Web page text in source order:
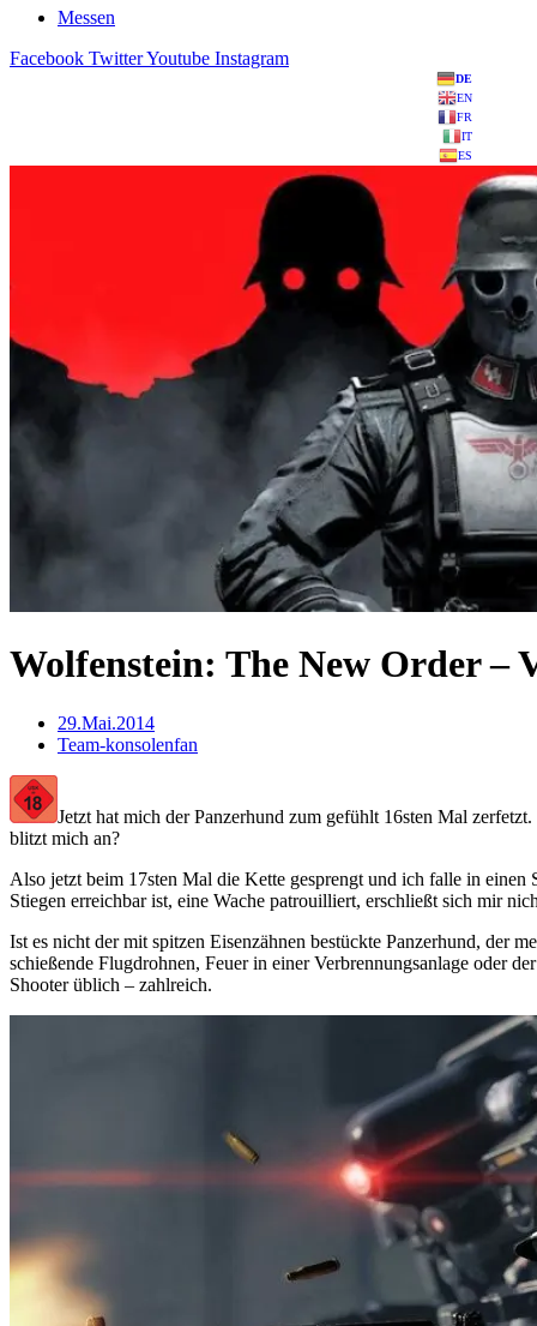
Messen
Facebook TwitterYoutube Instagram
DE
EN
FR
IT
ES
Wolfenstein: The New Order
29.Mai.2014
Team-konsolenfan
Jetzt hat mich der Panzerhund zum gefühlt 16sten Mal
blitzt mich an?
Also jetzt beim 17sten Mal die Kette gesprengt und ich falle in einen
Stiegen erreichbar ist, eine Wache patrouilliert, erschließt sich mir
Ist es nicht der mit spitzen Eisenzähnen bestückte Panzerhund, der
schießende Flugdrohnen, Feuer in einer Verbrennungsanlage oder
Shooter üblich – zahlreich.